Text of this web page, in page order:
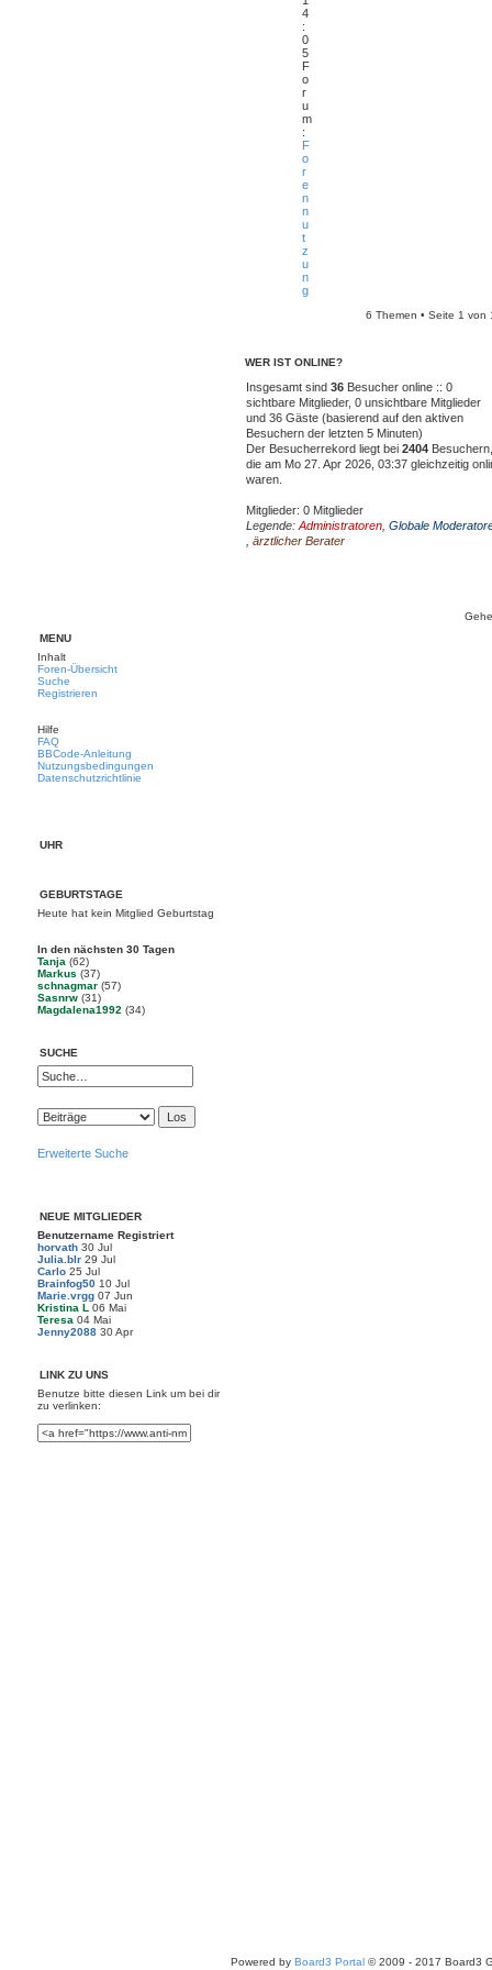
4
:
0
5
F
o
r
u
m
:
F
o
r
e
n
n
u
t
z
u
n
g
6 Themen • Seite 1 von
WER IST ONLINE?
Insgesamt sind 36 Besucher online :: 0
sichtbare Mitglieder, 0 unsichtbare Mitglieder
und 36 Gäste (basierend auf den aktiven
Besuchern der letzten 5 Minuten)
Der Besucherrekord liegt bei 2404 Besuchern,
die am Mo 27. Apr 2026, 03:37 gleichzeitig
waren.
Mitglieder: 0 Mitglieder
Legende: Administratoren Globale
ärztlicher Berater
MENÜ
Inhalt
Foren-Übersicht
Suche
Registrieren
Hilfe
FAQ
BBCode-Anleitung
Nutzungsbedingungen
Datenschutzrichtlinie
UHR
GEBURTSTAGE
Heute hat kein Mitglied Geburtstag
In den nächsten 30 Tagen
Tanja (62)
Markus (37)
schnagmar (57)
Sasnrw (31)
Magdalena1992 (34)
SUCHE
Erweiterte Suche
NEUE MITGLIEDER
Benutzername Registriert
horvath 30 Jul
Julia.blr 29 Jul
Carlo 25 Jul
Brainfog50 10 Jul
Marie.vrgg 07 Jun
Kristina L 06 Mai
Teresa 04 Mai
Jenny2088 30 Apr
LINK ZU UNS
Benutze bitte diesen Link um bei dir
zu verlinken:
Powered by Board3 Portal © 2009 - 2017 Board3